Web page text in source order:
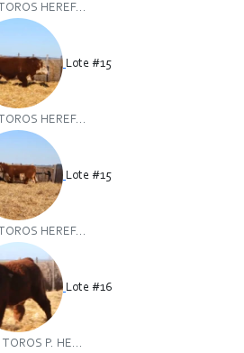
TOROS HEREF...
Lote #15
TOROS HEREF...
Lote #15
TOROS HEREF...
Lote #16
TOROS P. HE...